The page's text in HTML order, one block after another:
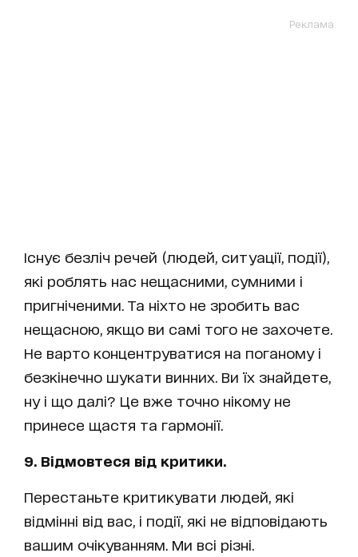
Реклама
Існує безліч речей (людей, ситуації, події),
які роблять нас нещасними, сумними і
пригніченими. Та ніхто не зробить вас
нещасною, якщо ви самі того не захочете.
Не варто концентруватися на поганому і
безкінечно шукати винних. Ви їх знайдете,
ну і що далі? Це вже точно нікому не
принесе щастя та гармонії.
9. Відмовтеся від критики.
Перестаньте критикувати людей, які
відмінні від вас, і події, які не відповідають
вашим очікуванням. Ми всі різні.